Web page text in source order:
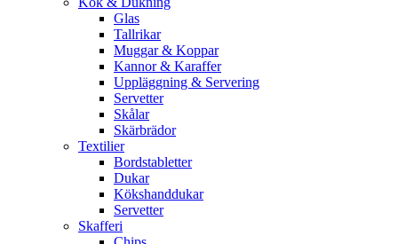
Glas
Tallrikar
Muggar & Koppar
Kannor & Karaffer
Uppläggning & Servering
Servetter
Skålar
Skärbrädor
Textilier
Bordstabletter
Dukar
Kökshanddukar
Servetter
Skafferi